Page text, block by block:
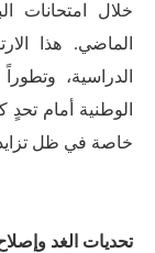
الماضي. هذا
الدراسية،
الوطنية أمام تحدٍ
خاصة في ظل تزايد
تحديات الغد